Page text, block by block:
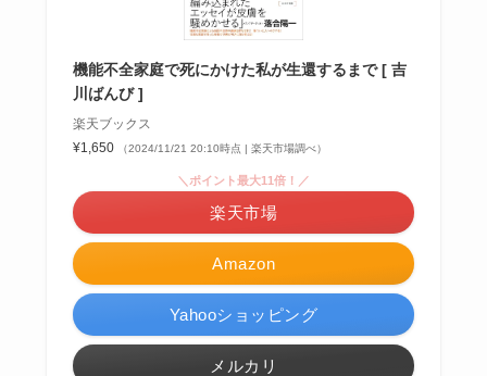
機能不全家庭で死にかけた私が生還するまで [ 吉
川ばんび ]
楽天ブックス
¥1,650
（2024/11/21 20:10時点 | 楽天市場調べ）
Amazon
＼ポイント最大11倍！／
楽天市場
Yahooショッピング
メルカリ